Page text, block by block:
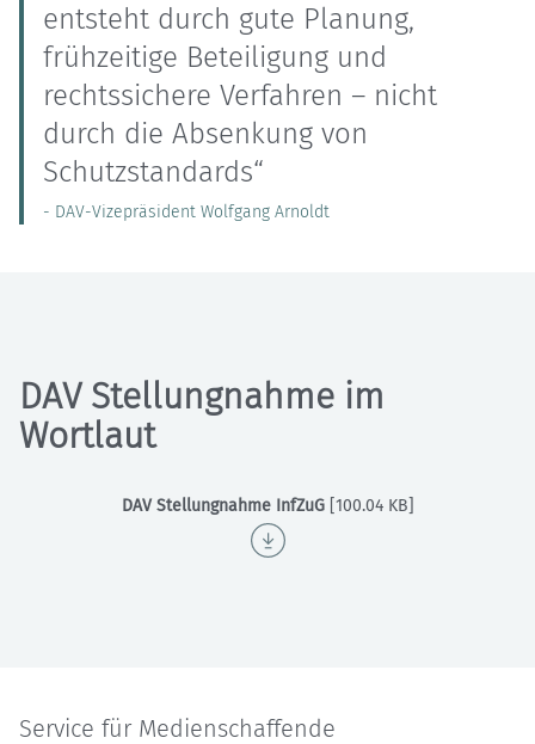
entsteht durch gute Planung,
frühzeitige Beteiligung und
rechtssichere Verfahren – nicht
durch die Absenkung von
Schutzstandards“
- DAV-Vizepräsident Wolfgang Arnoldt
DAV Stellungnahme im
Wortlaut
DAV Stellungnahme InfZuG[100.04 KB]
Service für Medienschaffende